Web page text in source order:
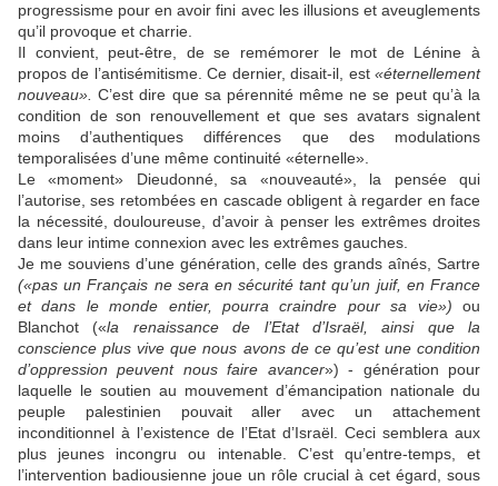
progressisme pour en avoir fini avec les illusions et aveuglements
qu’il provoque et charrie.
Il convient, peut-être, de se remémorer le mot de Lénine à
propos de l’antisémitisme. Ce dernier, disait-il, est «éternellement
nouveau».C’est dire que sa pérennité même ne se peut qu’à la
condition de son renouvellement et que ses avatars signalent
moins d’authentiques différences que des modulations
temporalisées d’une même continuité «éternelle».
Le «moment» Dieudonné, sa «nouveauté», la pensée qui
l’autorise, ses retombées en cascade obligent à regarder en face
la nécessité, douloureuse, d’avoir à penser les extrêmes droites
dans leur intime connexion avec les extrêmes gauches.
Je me souviens d’une génération, celle des grands aînés, Sartre
(«pas un Français ne sera en sécurité tant qu’un juif, en France
et dans le monde entier, pourra craindre pour sa vie») ou
Blanchot («la renaissance de l’Etat d’Israël, ainsi que la
conscience plus vive que nous avons de ce qu’est une condition
d’oppression peuvent nous faire avancer») - génération pour
laquelle le soutien au mouvement d’émancipation nationale du
peuple palestinien pouvait aller avec un attachement
inconditionnel à l’existence de l’Etat d’Israël. Ceci semblera aux
plus jeunes incongru ou intenable. C’est qu’entre-temps, et
l’intervention badiousienne joue un rôle crucial à cet égard, sous